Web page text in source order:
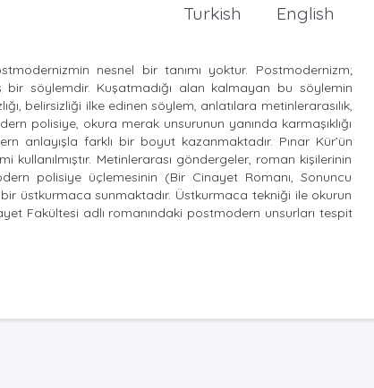
English
Turkish
nesnel bir tanımı yoktur. Postmodernizm;
söylemdir. Kuşatmadığı alan kalmayan bu söylemin
belirsizliği ilke edinen söylem, anlatılara metinlerarasılık,
polisiye, okura merak unsurunun yanında karmaşıklığı
anlayışla farklı bir boyut kazanmaktadır. Pınar Kür’ün
Metinlerarası göndergeler, roman kişilerinin
polisiye üçlemesinin (Bir Cinayet Romanı, Sonuncu
üstkurmaca sunmaktadır. Üstkurmaca tekniği ile okurun
Fakültesi adlı romanındaki postmodern unsurları tespit